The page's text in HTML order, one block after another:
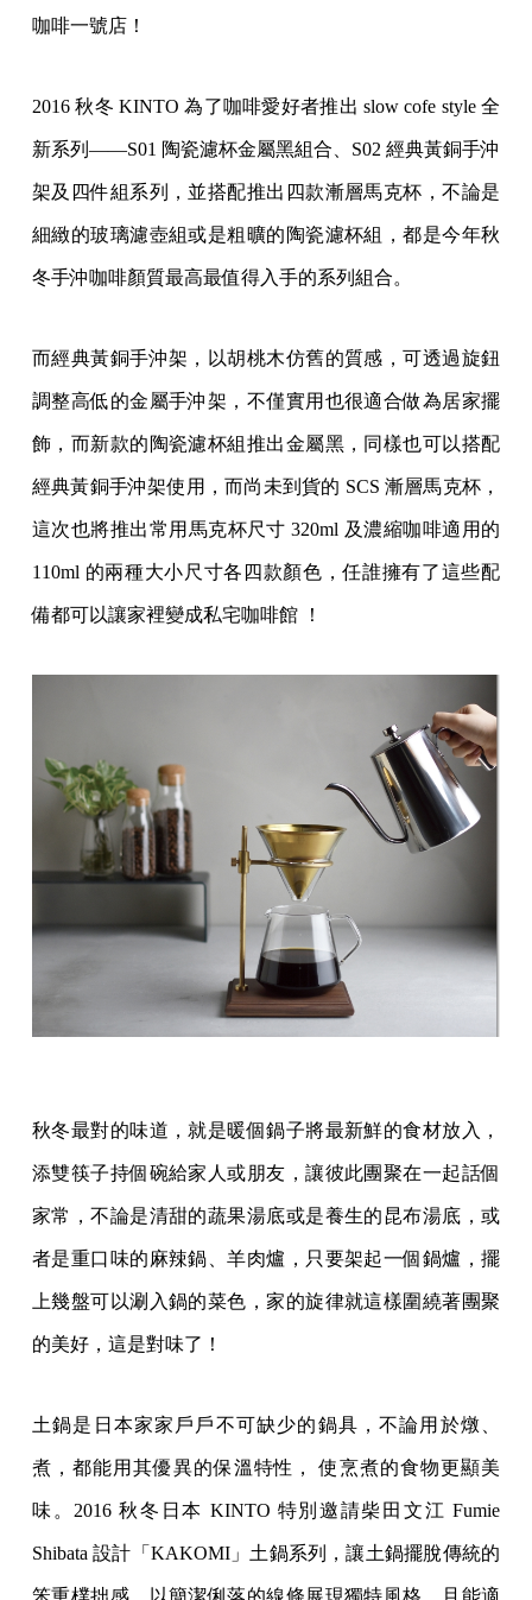
咖啡一號店！
2016 秋冬 KINTO 為了咖啡愛好者推出 slow cofe style 全
新系列——S01 陶瓷濾杯金屬黑組合、S02 經典黃銅手沖
架及四件組系列，並搭配推出四款漸層馬克杯，不論是
細緻的玻璃濾壺組或是粗曠的陶瓷濾杯組，都是今年秋
冬手沖咖啡顏質最高最值得入手的系列組合。
而經典黃銅手沖架，以胡桃木仿舊的質感，可透過旋鈕
調整高低的金屬手沖架，不僅實用也很適合做為居家擺
飾，而新款的陶瓷濾杯組推出金屬黑，同樣也可以搭配
經典黃銅手沖架使用，而尚未到貨的 SCS 漸層馬克杯，
這次也將推出常用馬克杯尺寸 320ml 及濃縮咖啡適用的
110ml 的兩種大小尺寸各四款顏色，任誰擁有了這些配
備都可以讓家裡變成私宅咖啡館 ！
秋冬最對的味道，就是暖個鍋子將最新鮮的食材放入，
添雙筷子持個碗給家人或朋友，讓彼此團聚在一起話個
家常，不論是清甜的蔬果湯底或是養生的昆布湯底，或
者是重口味的麻辣鍋、羊肉爐，只要架起一個鍋爐，擺
上幾盤可以涮入鍋的菜色，家的旋律就這樣圍繞著團聚
的美好，這是對味了！
土鍋是日本家家戶戶不可缺少的鍋具，不論用於燉、
煮，都能用其優異的保溫特性， 使烹煮的食物更顯美
味。2016 秋冬日本 KINTO 特別邀請柴田文江 Fumie
Shibata 設計「KAKOMI」土鍋系列，讓土鍋擺脫傳統的
笨重樸拙感，以簡潔俐落的線條展現獨特風格，且能適